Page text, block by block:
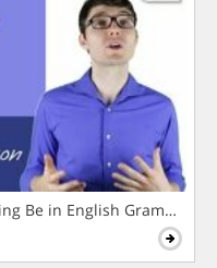
Be in English Grammar